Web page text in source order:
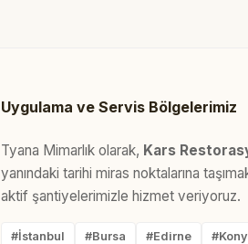
Uygulama ve Servis Bölgelerimiz
Tyana Mimarlık olarak, Kars
yanındaki tarihi miras noktalarına
aktif şantiyelerimizle hizmet veriyoruz.
#İstanbul #Bursa #Edirne